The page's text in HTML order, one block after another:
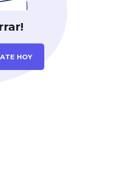
HOY